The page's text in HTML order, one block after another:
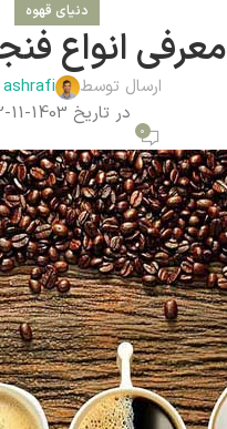
دنیای قهوه
معرفی انواع
ارسال توسط
در تاریخ 1403-11-22
0